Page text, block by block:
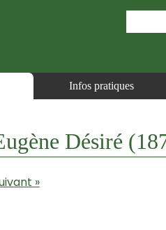
Infos pratiques
Désiré
»